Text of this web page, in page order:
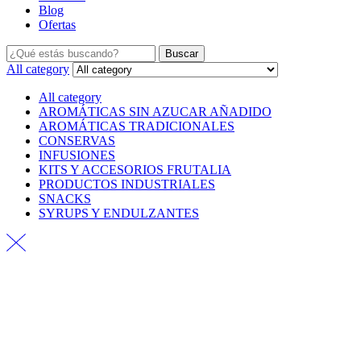
Blog
Ofertas
Buscar
All category
All category
AROMÁTICAS SIN AZUCAR AÑADIDO
AROMÁTICAS TRADICIONALES
CONSERVAS
INFUSIONES
KITS Y ACCESORIOS FRUTALIA
PRODUCTOS INDUSTRIALES
SNACKS
SYRUPS Y ENDULZANTES